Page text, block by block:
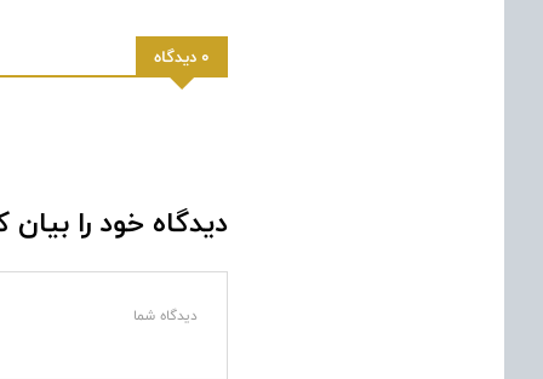
0 دیدگاه
دیدگاه خود را بیان